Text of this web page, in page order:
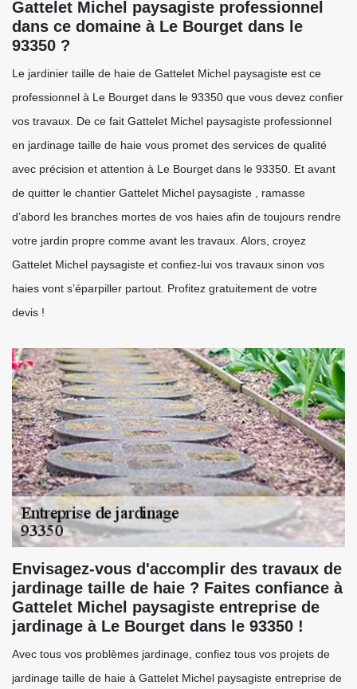
Gattelet Michel paysagiste professionnel
dans ce domaine à Le Bourget dans le
93350 ?
Le jardinier taille de haie de Gattelet Michel paysagiste est ce
professionnel à Le Bourget dans le 93350 que vous devez confier
vos travaux. De ce fait Gattelet Michel paysagiste professionnel
en jardinage taille de haie vous promet des services de qualité
avec précision et attention à Le Bourget dans le 93350. Et avant
de quitter le chantier Gattelet Michel paysagiste , ramasse
d’abord les branches mortes de vos haies afin de toujours rendre
votre jardin propre comme avant les travaux. Alors, croyez
Gattelet Michel paysagiste et confiez-lui vos travaux sinon vos
haies vont s’éparpiller partout. Profitez gratuitement de votre
devis !
Envisagez-vous d'accomplir des travaux de
jardinage taille de haie ? Faites confiance à
Gattelet Michel paysagiste entreprise de
jardinage à Le Bourget dans le 93350 !
Avec tous vos problèmes jardinage, confiez tous vos projets de
jardinage taille de haie à Gattelet Michel paysagiste entreprise de